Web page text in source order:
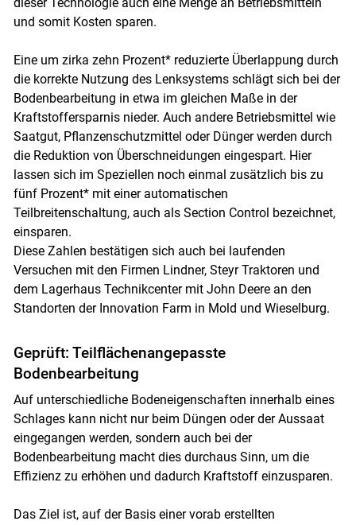
dieser Technologie auch eine Menge an Betriebsmitteln
und somit Kosten sparen.
Eine um zirka zehn Prozent* reduzierte Überlappung durch
die korrekte Nutzung des Lenksystems schlägt sich bei der
Bodenbearbeitung in etwa im gleichen Maße in der
Kraftstoffersparnis nieder. Auch andere Betriebsmittel wie
Saatgut, Pflanzenschutzmittel oder Dünger werden durch
die Reduktion von Überschneidungen eingespart. Hier
lassen sich im Speziellen noch einmal zusätzlich bis zu
fünf Prozent* mit einer automatischen
Teilbreitenschaltung, auch als Section Control bezeichnet,
einsparen.
Diese Zahlen bestätigen sich auch bei laufenden
Versuchen mit den Firmen Lindner, Steyr Traktoren und
dem Lagerhaus Technikcenter mit John Deere an den
Standorten der Innovation Farm in Mold und Wieselburg.
Geprüft: Teilflächenangepasste
Bodenbearbeitung
Auf unterschiedliche Bodeneigenschaften innerhalb eines
Schlages kann nicht nur beim Düngen oder der Aussaat
eingegangen werden, sondern auch bei der
Bodenbearbeitung macht dies durchaus Sinn, um die
Effizienz zu erhöhen und dadurch Kraftstoff einzusparen.
Das Ziel ist, auf der Basis einer vorab erstellten